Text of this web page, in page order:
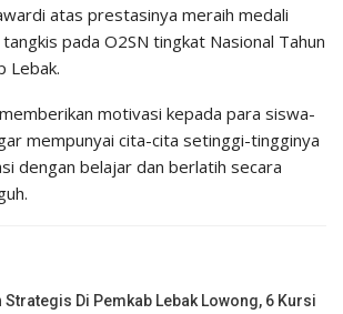
atas prestasinya meraih medali
pada O2SN tingkat Nasional Tahun
Lebak.
motivasi kepada para siswa-
mempunyai cita-cita setinggi-tingginya
dengan belajar dan berlatih secara
Strategis Di Pemkab Lebak Lowong, 6 Kursi